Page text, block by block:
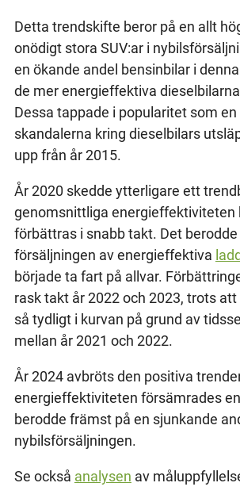
Detta trendskifte beror på en allt
onödigt stora SUV:ar i
en ökande andel bensinbilar i
de mer energieffektiva
Dessa tappade i popularitet som
skandalerna kring dieselbilars
upp från år 2015.
År 2020 skedde ytterligare ett
genomsnittliga energieffektiviteten
förbättras i snabb takt. Det
försäljningen av energieffektiva
började ta fart på allvar.
rask takt år 2022 och 2023, trots
så tydligt i kurvan på grund av
mellan år 2021 och 2022.
År 2024 avbröts den positiva
energieffektiviteten försämrades
berodde främst på en sjunkande
nybilsförsäljningen.
Se också analysen av